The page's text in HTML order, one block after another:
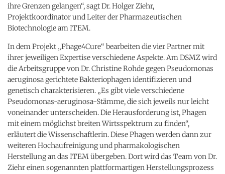
ihre Grenzen gelangen“, sagt Dr. Holger Ziehr,
Projektkoordinator und Leiter der Pharmazeutischen
Biotechnologie am ITEM.
In dem Projekt „Phage4Cure“ bearbeiten die vier Partner mit
ihrer jeweiligen Expertise verschiedene Aspekte. Am DSMZ wird
die Arbeitsgruppe von Dr. Christine Rohde gegen Pseudomonas
aeruginosa gerichtete Bakteriophagen identifizieren und
genetisch charakterisieren. „Es gibt viele verschiedene
Pseudomonas-aeruginosa-Stämme, die sich jeweils nur leicht
voneinander unterscheiden. Die Herausforderung ist, Phagen
mit einem möglichst breiten Wirtsspektrum zu finden“,
erläutert die Wissenschaftlerin. Diese Phagen werden dann zur
weiteren Hochaufreinigung und pharmakologischen
Herstellung an das ITEM übergeben. Dort wird das Team von Dr.
Ziehr einen sogenannten plattformartigen Herstellungsprozess